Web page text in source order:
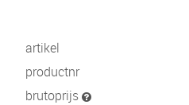
artikel
productnr
brutoprijs